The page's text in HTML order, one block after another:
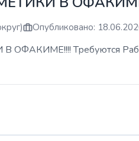
Опубликовано:
Требуются